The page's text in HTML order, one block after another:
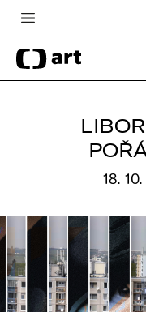
Česká televize
Zpravodajství
Vše o ČT
18.